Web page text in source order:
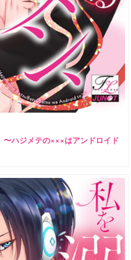
ハジメテの×××はアンドロイド